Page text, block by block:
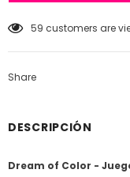
59 customers are
Share
DESCRIPCIÓN
Dream of Color -